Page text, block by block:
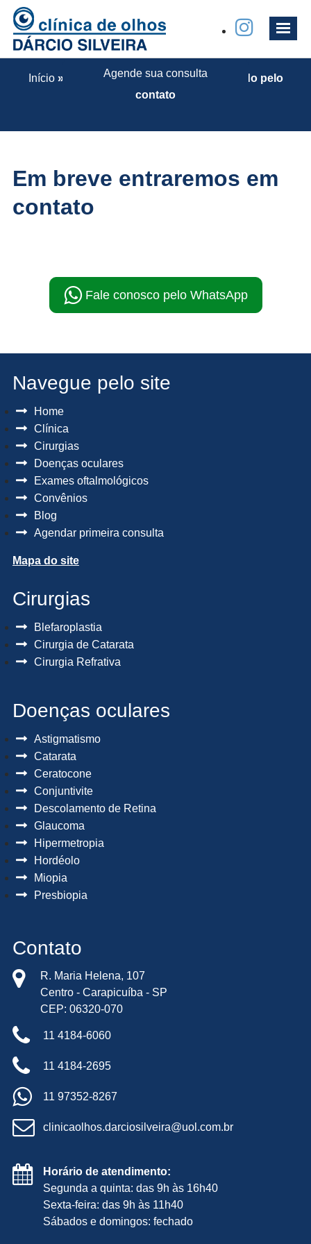
Agende sua consulta
Obrigado pelo contato
Início» Agendar primeira consulta» Obrigado pelo
contato
Em breve entraremos em
contato
Fale conosco pelo WhatsApp
Navegue pelo site
Home
Clínica
Cirurgias
Doenças oculares
Exames oftalmológicos
Convênios
Blog
Agendar primeira consulta
Mapa do site
Cirurgias
Blefaroplastia
Cirurgia de Catarata
Cirurgia Refrativa
Doenças oculares
Astigmatismo
Catarata
Ceratocone
Conjuntivite
Descolamento de Retina
Glaucoma
Hipermetropia
Hordéolo
Miopia
Presbiopia
Contato
R. Maria Helena, 107
Centro - Carapicuíba - SP
CEP: 06320-070
11 4184-6060
11 4184-2695
11 97352-8267
clinicaolhos.darciosilveira@uol.com.br
Horário de atendimento:
Segunda a quinta: das 9h às 16h40
Sexta-feira: das 9h às 11h40
Sábados e domingos: fechado